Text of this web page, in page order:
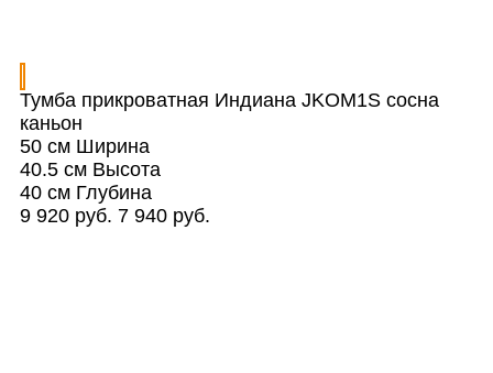
Тумба прикроватная Индиана JKOM1S сосна
каньон
50 смШирина
40.5 смВысота
40 смГлубина
9 920 руб. 7 940 руб.